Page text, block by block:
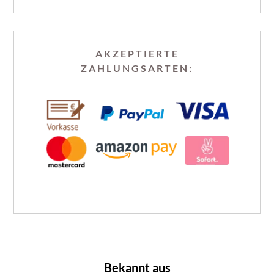
AKZEPTIERTE
ZAHLUNGSARTEN:
Bekannt aus